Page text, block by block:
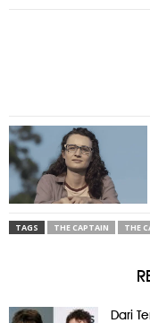
TAGS THE CAPTAIN THE
Dari